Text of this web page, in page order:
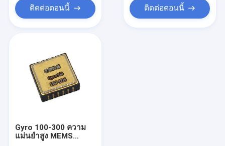
ติดต่อตอนนี้ ติดต่อตอนนี้
Gyro 100-300 ความ
แม่นยำสูง MEMS